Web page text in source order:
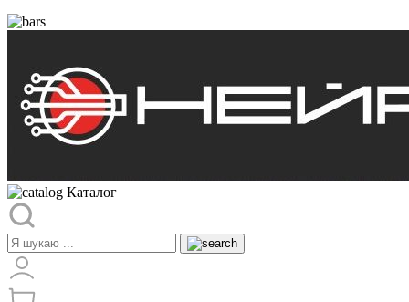
Каталог